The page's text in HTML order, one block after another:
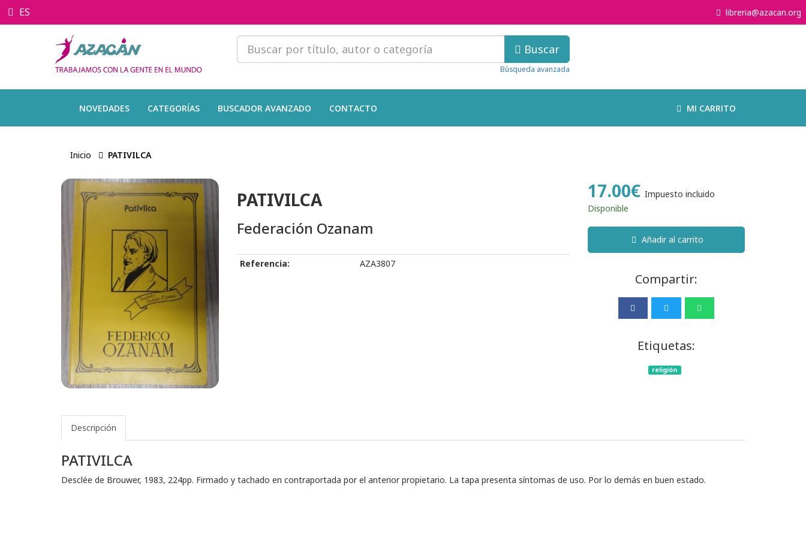
ES libreria@azacan.org
Buscar
Búsqueda avanzada
NOVEDADES CATEGORÍAS BUSCADOR AVANZADO CONTACTO MI CARRITO
Inicio PATIVILCA
PATIVILCA
Federación Ozanam
Referencia: AZA3807
17.00€ Impuesto incluido
Disponible
Añadir al carrito
Compartir:
Etiquetas:
religión
Descripción
PATIVILCA
Desclée de Brouwer, 1983, 224pp. Firmado y tachado en contraportada por el anterior propietario. La tapa presenta síntomas de uso. Por lo demás en buen estado.